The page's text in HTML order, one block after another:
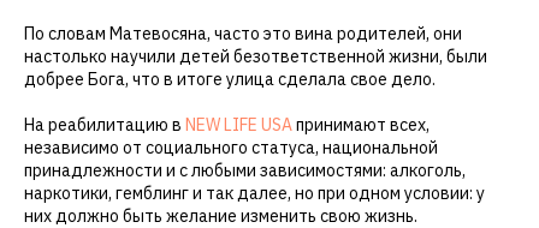
По словам Матевосяна, часто это вина родителей, они
настолько научили детей безответственной жизни, были
добрее Бога, что в итоге улица сделала свое дело.
На реабилитацию в NEW LIFE USAпринимают всех,
независимо от социального статуса, национальной
принадлежности и с любыми зависимостями: алкоголь,
наркотики, гемблинг и так далее, но при одном условии: у
них должно быть желание изменить свою жизнь.